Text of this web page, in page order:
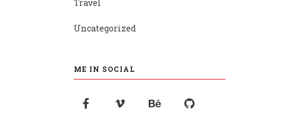
Travel
Uncategorized
ME IN SOCIAL